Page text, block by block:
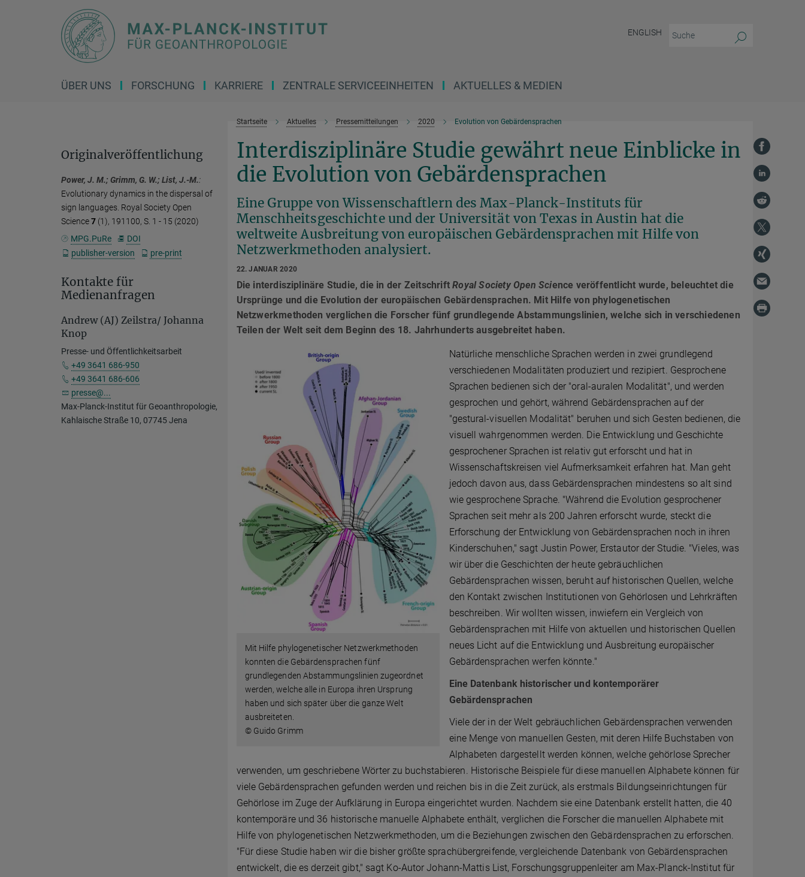
ENGLISH
ÜBER UNS FORSCHUNG KARRIERE ZENTRALE SERVICEEINHEITEN AKTUELLES & MEDIEN
Startseite Aktuelles Pressemitteilungen 2020 Evolution von Gebärdensprachen
Interdisziplinäre Studie gewährt neue Einblicke in
die Evolution von Gebärdensprachen
Eine Gruppe von Wissenschaftlern des Max-Planck-Instituts für
Menschheitsgeschichte und der Universität von Texas in Austin hat die
weltweite Ausbreitung von europäischen Gebärdensprachen mit Hilfe von
Netzwerkmethoden analysiert.
22. JANUAR 2020
Die interdisziplinäre Studie, die in der ZeitschriftRoyal Society Open Science veröffentlicht wurde, beleuchtet die
Ursprünge und die Evolution der europäischen Gebärdensprachen. Mit Hilfe von phylogenetischen
Netzwerkmethoden verglichen die Forscher fünf grundlegende Abstammungslinien, welche sich in verschiedenen
Teilen der Welt seit dem Beginn des 18. Jahrhunderts ausgebreitet haben.
Mit Hilfe phylogenetischer Netzwerkmethoden
konnten die Gebärdensprachen fünf
grundlegenden Abstammungslinien zugeordnet
werden, welche alle in Europa ihren Ursprung
haben und sich später über die ganze Welt
ausbreiteten.
© Guido Grimm
Natürliche menschliche Sprachen werden in zwei grundlegend
verschiedenen Modalitäten produziert und rezipiert. Gesprochene
Sprachen bedienen sich der "oral-auralen Modalität", und werden
gesprochen und gehört, während Gebärdensprachen auf der
"gestural-visuellen Modalität" beruhen und sich Gesten bedienen, die
visuell wahrgenommen werden. Die Entwicklung und Geschichte
gesprochener Sprachen ist relativ gut erforscht und hat in
Wissenschaftskreisen viel Aufmerksamkeit erfahren hat. Man geht
jedoch davon aus, dass Gebärdensprachen mindestens so alt sind
wie gesprochene Sprache. "Während die Evolution gesprochener
Sprachen seit mehr als 200 Jahren erforscht wurde, steckt die
Erforschung der Entwicklung von Gebärdensprachen noch in ihren
Kinderschuhen," sagt Justin Power, Erstautor der Studie. "Vieles, was
wir über die Geschichten der heute gebräuchlichen
Gebärdensprachen wissen, beruht auf historischen Quellen, welche
den Kontakt zwischen Institutionen von Gehörlosen und Lehrkräften
beschreiben. Wir wollten wissen, inwiefern ein Vergleich von
Gebärdensprachen mit Hilfe von aktuellen und historischen Quellen
neues Licht auf die Entwicklung und Ausbreitung europäischer
Gebärdensprachen werfen könnte."
Eine Datenbank historischer und kontemporärer
Gebärdensprachen
Viele der in der Welt gebräuchlichen Gebärdensprachen verwenden
eine Menge von manuellen Gesten, mit deren Hilfe Buchstaben von
Alphabeten dargestellt werden können, welche gehörlose Sprecher
verwenden, um geschriebene Wörter zu buchstabieren. Historische Beispiele für diese manuellen Alphabete können für
viele Gebärdensprachen gefunden werden und reichen bis in die Zeit zurück, als erstmals Bildungseinrichtungen für
Gehörlose im Zuge der Aufklärung in Europa eingerichtet wurden. Nachdem sie eine Datenbank erstellt hatten, die 40
kontemporäre und 36 historische manuelle Alphabete enthält, verglichen die Forscher die manuellen Alphabete mit
Hilfe von phylogenetischen Netzwerkmethoden, um die Beziehungen zwischen den Gebärdensprachen zu erforschen.
"Für diese Studie haben wir die bisher größte sprachübergreifende, vergleichende Datenbank von Gebärdensprachen
entwickelt, die es derzeit gibt," sagt Ko-Autor Johann-Mattis List, Forschungsgruppenleiter am Max-Planck-Institut für
Originalveröffentlichung
Power, J. M.; Grimm, G. W.; List, J.-M.:
Evolutionary dynamics in the dispersal of
sign languages. Royal Society Open
Science7 (1), 191100, S. 1 - 15 (2020)
MPG.PuRe
DOI
publisher-version
pre-print
Kontakte für
Medienanfragen
Andrew (AJ) Zeilstra/ Johanna
Knop
Presse- und Öffentlichkeitsarbeit
+49 3641 686-950
+49 3641 686-606
presse@...
Max-Planck-Institut für Geoanthropologie,
Kahlaische Straße 10, 07745 Jena